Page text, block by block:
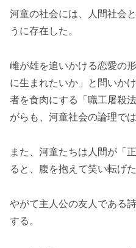
河童の社会には、人間社会
うに存在した。
雌が雄を追いかける恋愛の
に生まれたいか」と問いか
者を食肉にする「職工屠殺
がらも、河童社会の論理で
また、河童たちは人間が「
ると、腹を抱えて笑い転げた
やがて主人公の友人である
する。